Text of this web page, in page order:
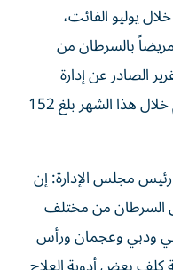
يوليو الفائت،
مساعدات مالية واحتياجات إلى 40 مريضاً بالسرطان من
الصادر عن إدارة
الجمعية إلى أن إجمالي الدعم المقدم خلال هذا الشهر بلغ 152
مجلس الإدارة: إن
السرطان من مختلف
ودبي وعجمان ورأس